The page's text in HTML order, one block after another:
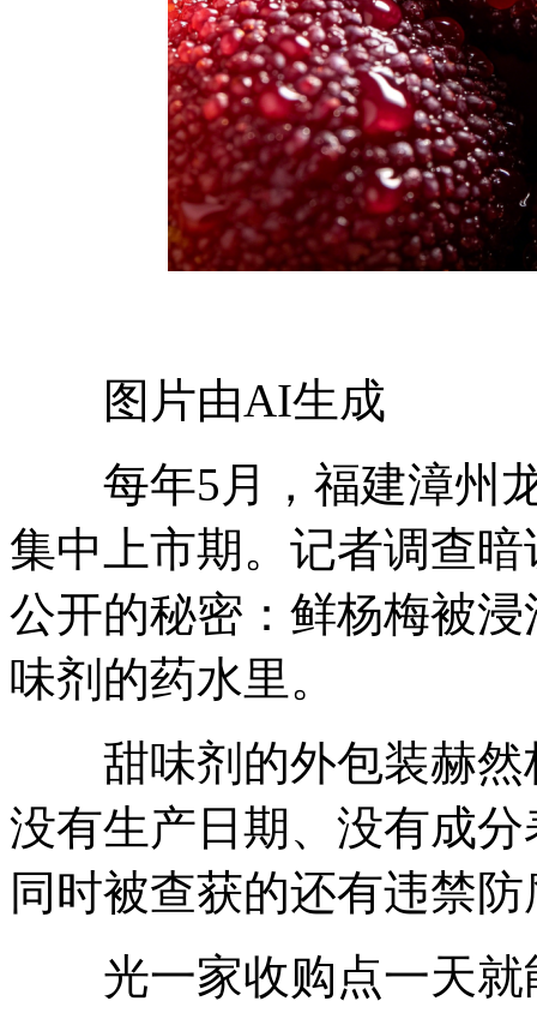
图片由AI生成
每年5月，福建漳州龙
集中上市期。记者调查
公开的秘密：鲜杨梅被
味剂的药水里。
甜味剂的外包装赫然
没有生产日期、没有成
同时被查获的还有违禁
光一家收购点一天就